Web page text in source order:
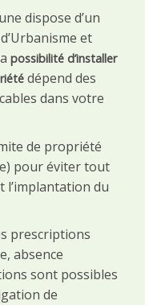
dispose d’un
et
possibilité d’installer
dépend des
dans votre
de propriété
pour éviter tout
l’implantation du
prescriptions
absence
sont possibles
de